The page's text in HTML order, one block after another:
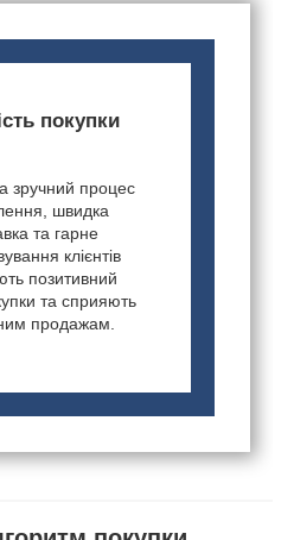
покупки
зручний процес
швидка
та гарне
клієнтів
позитивний
та сприяють
продажам.